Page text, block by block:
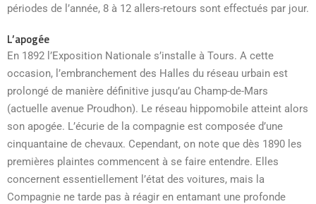
périodes de l’année, 8 à 12 allers-retours sont effectués par jour.
L’apogée
En 1892 l’Exposition Nationale s’installe à Tours. A cette
occasion, l’embranchement des Halles du réseau urbain est
prolongé de manière définitive jusqu’au Champ-de-Mars
(actuelle avenue Proudhon). Le réseau hippomobile atteint alors
son apogée. L’écurie de la compagnie est composée d’une
cinquantaine de chevaux. Cependant, on note que dès 1890 les
premières plaintes commencent à se faire entendre. Elles
concernent essentiellement l’état des voitures, mais la
Compagnie ne tarde pas à réagir en entamant une profonde